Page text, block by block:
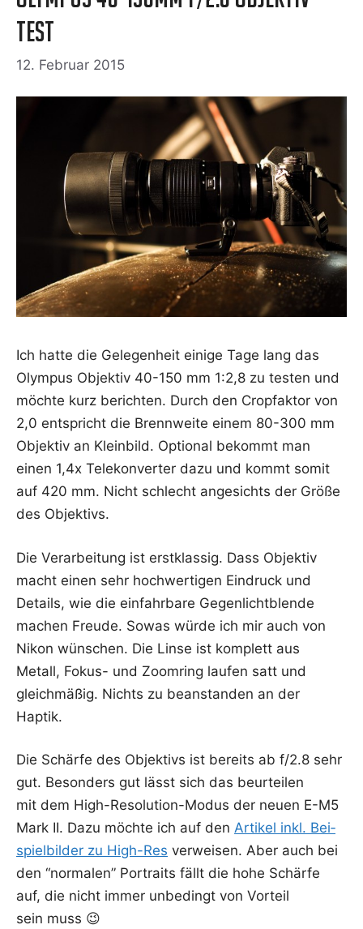
Test
12. Februar 2015
Ich hat­te die Gele­gen­heit eini­ge Tage lang das
Olym­pus Objek­tiv 40-150 mm 1:2,8 zu tes­ten und
möch­te kurz berich­ten. Durch den Cropf­ak­tor von
2,0 ent­spricht die Brenn­wei­te einem 80-300 mm
Objek­tiv an Klein­bild. Optio­nal bekommt man
einen 1,4x Tele­kon­ver­ter dazu und kommt somit
auf 420 mm. Nicht schlecht ange­sichts der Grö­ße
des Objektivs.
Die Ver­ar­bei­tung ist erst­klas­sig. Dass Objek­tiv
macht einen sehr hoch­wer­ti­gen Ein­druck und
Details, wie die ein­fahr­ba­re Gegen­licht­blen­de
machen Freu­de. Sowas wür­de ich mir auch von
Nikon wün­schen. Die Lin­se ist kom­plett aus
Metall, Fokus- und Zoom­ring lau­fen satt und
gleich­mä­ßig. Nichts zu bean­stan­den an der
Haptik.
Die Schär­fe des Objek­tivs ist bereits ab f/2.8 sehr
gut. Beson­ders gut lässt sich das beur­tei­len
mit dem High-Reso­lu­ti­on-Modus der neu­en E-M5
Mark II. Dazu möch­te ich auf den Arti­kel inkl. Bei­
spiel­bil­der zu High-Res ver­wei­sen. Aber auch bei
den “nor­ma­len” Por­traits fällt die hohe Schär­fe
auf, die nicht immer unbe­dingt von Vor­teil
sein muss 😉